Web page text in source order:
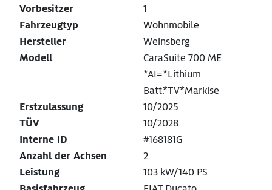
Vorbesitzer
1
Fahrzeugtyp
Wohnmobile
Hersteller
Weinsberg
Modell
CaraSuite 700 ME
*AI=*Lithium
Batt.*TV*Markise
Erstzulassung
10/2025
TÜV
10/2028
Interne ID
#168181G
Anzahl der Achsen
2
Leistung
103 kW/140 PS